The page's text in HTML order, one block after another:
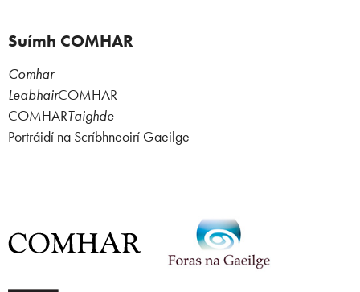
Suímh COMHAR
Comhar
LeabhairCOMHAR
COMHARTaighde
Portráidí na Scríbhneoirí Gaeilge